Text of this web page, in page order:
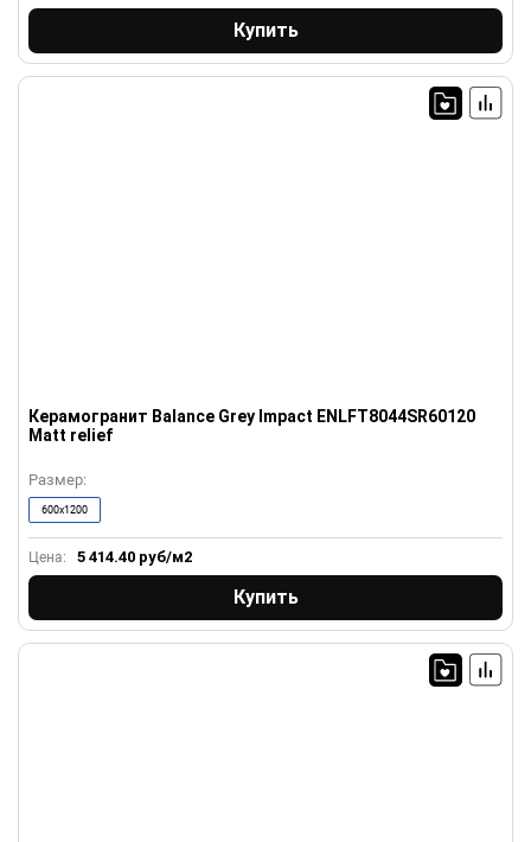
Купить
Керамогранит Balance Grey Impact ENLFT8044SR60120
Matt relief
Цена: 5 414.40 руб/м2
Купить
Размер:
600x1200